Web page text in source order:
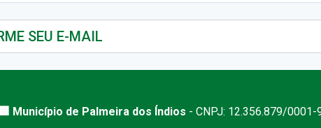
🏢 Município de Palmeira dos Índios - CNPJ: 12.356.879/0001-